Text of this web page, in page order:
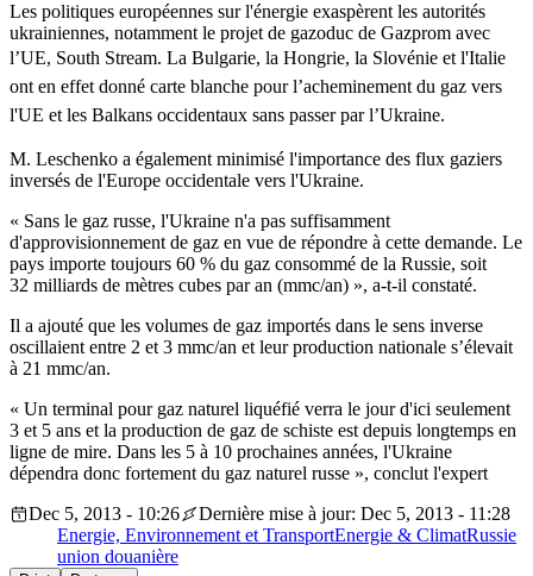
Les politiques européennes sur l'énergie exaspèrent les autorités
ukrainiennes, notamment le projet de gazoduc de Gazprom avec
l’UE, South Stream. La Bulgarie, la Hongrie, la Slovénie et l'Italie
ont en effet donné carte blanche pour l’acheminement du gaz vers
l'UE et les Balkans occidentaux sans passer parl’Ukraine.
M. Leschenko a également minimisé l'importance des flux gaziers
inversés de l'Europe occidentale vers l'Ukraine.
« Sans le gaz russe, l'Ukraine n'a pas suffisamment
d'approvisionnement de gaz en vue de répondre à cette demande. Le
pays importe toujours 60 % du gaz consommé de la Russie, soit
32 milliards de mètres cubes par an (mmc/an) », a-t-il constaté.
Il a ajouté que les volumes de gaz importés dans le sens inverse
oscillaient entre 2 et 3 mmc/an et leur production nationale s’élevait
à 21 mmc/an.
« Un terminal pour gaz naturel liquéfié verra le jour d'ici seulement
3 et 5 ans et la production de gaz de schiste est depuis longtemps en
ligne de mire. Dans les 5 à 10 prochaines années, l'Ukraine
dépendra donc fortement du gaz naturel russe », conclut l'expert
Dec 5, 2013 - 10:26
Dernière mise à jour: Dec 5, 2013 - 11:28
Energie, Environnement et TransportEnergie & ClimatRussie
union douanière